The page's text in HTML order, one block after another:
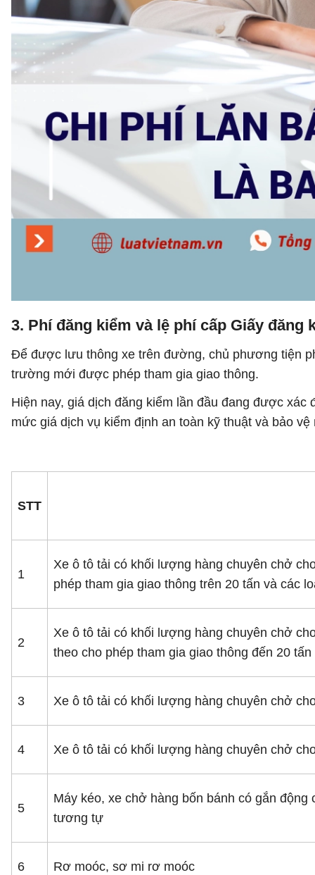
3. Phí đăng kiểm và lệ phí cấp Giấy đăng
Để được lưu thông xe trên đường, chủ phương tiện
trường mới được phép tham gia giao thông.
Hiện nay, giá dịch đăng kiểm lần đầu đang được
mức giá dịch vụ kiểm định an toàn kỹ thuật và bảo
STT
1
Xe ô tô tải có khối lượng hàng chuyên chở
phép tham gia giao thông trên 20 tấn và các
2
Xe ô tô tải có khối lượng hàng chuyên chở
theo cho phép tham gia giao thông đến 20
3 Xe ô tô tải có khối lượng hàng chuyên chở
4 Xe ô tô tải có khối lượng hàng chuyên chở
5
Máy kéo, xe chở hàng bốn bánh có gắn
tương tự
6 Rơ moóc, sơ mi rơ moóc